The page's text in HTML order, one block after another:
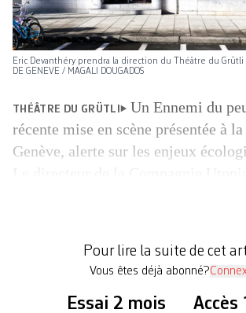
Eric Devanthéry prendra la direction du Théâtre du
DE GENEVE / MAGALI DOUGADOS
THÉÂTRE DU GRÜTLI
Un Ennemi du
récente mise en scène présentée à
Genève, alerte sur les enjeux
et dramaturge genevois a […]
Pour lire la suite de cet
Vous êtes déjà abonné?
Essai 2 mois Accès